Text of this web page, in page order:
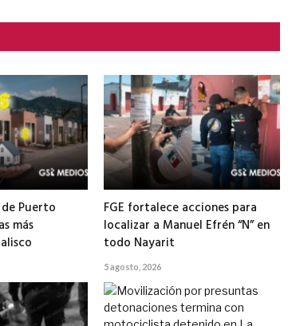
Puerto
más
FGE fortalece acciones para
localizar a Manuel Efrén “N” en
todo Nayarit
5 agosto, 2026